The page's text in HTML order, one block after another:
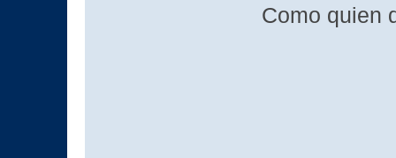
Como quien